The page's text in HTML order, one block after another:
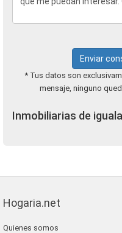
Enviar
* Tus datos son
mensaje, ninguno
Inmobiliarias de
Hogaria.net
Quienes somos